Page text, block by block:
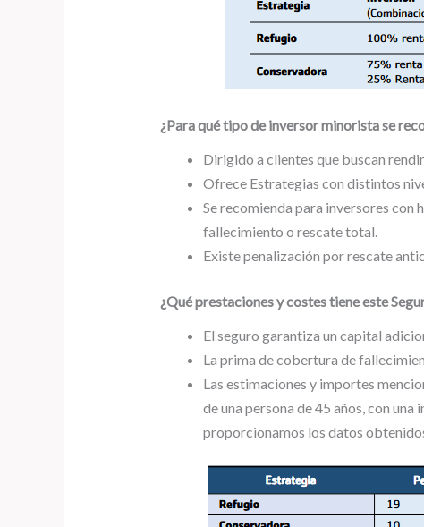
¿Para qué tipo de inversor minorista se
Dirigido a clientes que buscan
Ofrece Estrategias con distintos
Se recomienda para inversores con
fallecimiento o rescate total.
Existe penalización por rescate
¿Qué prestaciones y costes tiene este
El seguro garantiza un capital
La prima de cobertura de
Las estimaciones y importes
de una persona de 45 años, con
proporcionamos los datos